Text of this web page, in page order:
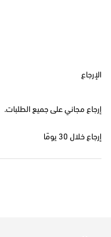
الإرجاع
إرجاع مجاني على جميع الطلبات.
إرجاع خلال 30 يومًا